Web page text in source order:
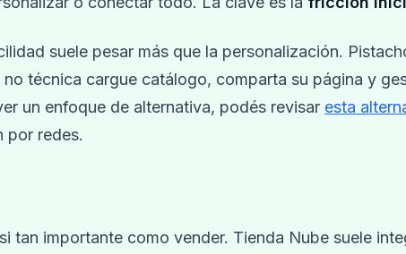
suele pesar más que la personalización.
técnica cargue catálogo, comparta su página y
un enfoque de alternativa, podés revisar esta
por redes.
tan importante como vender. Tienda Nube suele